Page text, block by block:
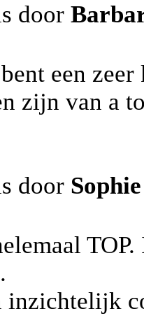
door
een
zijn van a
door Sophie
TOP.
inzichtelijk